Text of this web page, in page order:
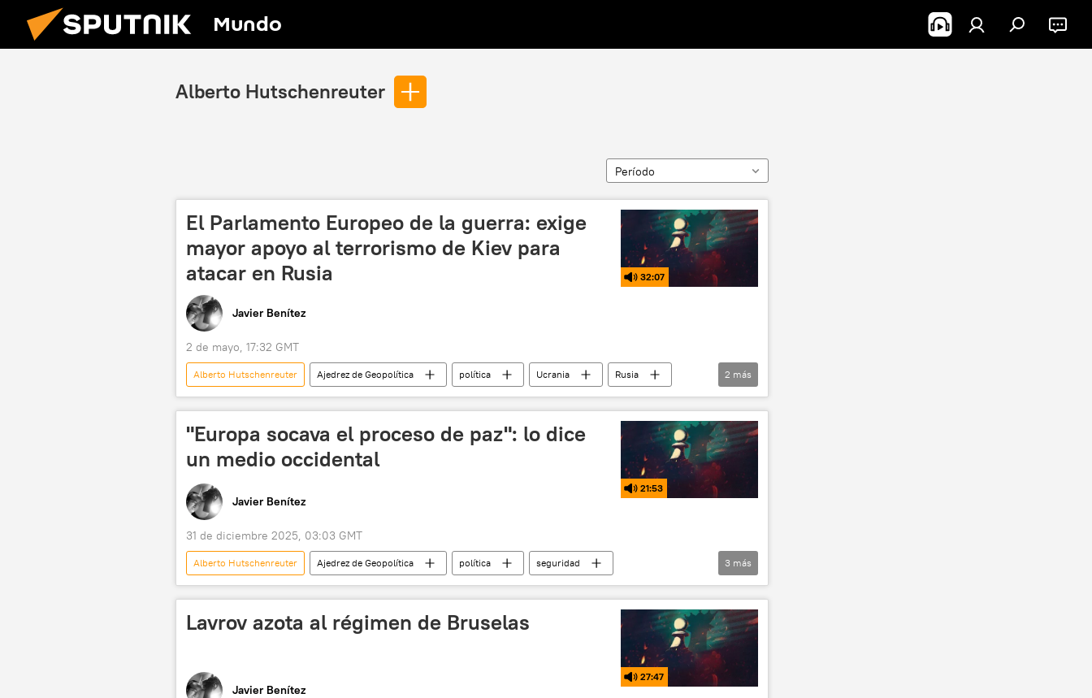
Mundo
Alberto Hutschenreuter
Período
El Parlamento Europeo de la guerra: exige
mayor apoyo al terrorismo de Kiev para
atacar en Rusia
32:07
Javier Benítez
2 de mayo, 17:32 GMT
Alberto Hutschenreuter Ajedrez de Geopolítica política Ucrania
Rusia
Unión Europea (UE)
Parlamento Europeo
2 más
"Europa socava el proceso de paz": lo dice
un medio occidental
21:53
Javier Benítez
31 de diciembre 2025, 03:03 GMT
Alberto Hutschenreuter Ajedrez de Geopolítica política
seguridad
Ministerio de Desarrollo Económico de Rusia
Berlín Ucrania
3 más
Lavrov azota al régimen de Bruselas
27:47
Javier Benítez